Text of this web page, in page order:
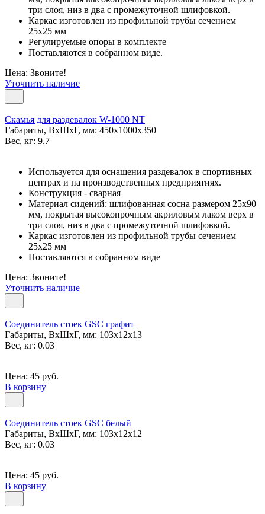
три слоя, низ в два с промежуточной шлифовкой.
Каркас изготовлен из профильной трубы сечением
25х25 мм
Регулируемые опоры в комплекте
Поставляются в собранном виде.
Цена: Звоните!
Уточнить наличие
Скамья для раздевалок W-1000 NT
Габариты, ВxШxГ, мм: 450x1000x350
Вес, кг: 9.7
Используется для оснащения раздевалок в спортивных
центрах и на производственных предприятиях.
Конструкция - сварная
Материал сидений: шлифованная сосна размером 25х90
мм, покрытая высокопрочным акриловым лаком верх в
три слоя, низ в два с промежуточной шлифовкой.
Каркас изготовлен из профильной трубы сечением
25х25 мм
Поставляются в собранном виде
Цена: Звоните!
Уточнить наличие
Соединитель стоек GSC графит
Габариты, ВxШxГ, мм: 103x12x13
Вес, кг: 0.03
Цена: 45 руб.
В корзину
Соединитель стоек GSC белый
Габариты, ВxШxГ, мм: 103x12x12
Вес, кг: 0.03
Цена: 45 руб.
В корзину